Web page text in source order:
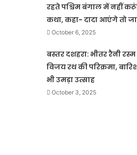
रहते पश्चिम बंगाल में नहीं
कथा, कहा- दादा आएंगे तो
October 6, 2025
बस्तर दशहरा: भीतर रैनी
विजय रथ की परिक्रमा,
भी उमड़ा उत्साह
October 3, 2025